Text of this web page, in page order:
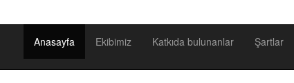
Anasayfa Ekibimiz Katkıda bulunanlar Şartlar